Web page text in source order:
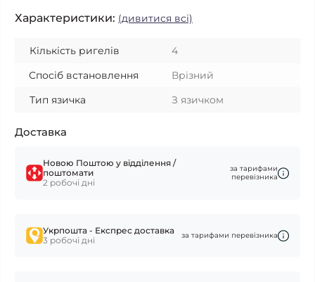
Характеристики: (дивитися всі)
Кількість ригелів
4
Спосіб встановлення
Врізний
Тип язичка
З язичком
Доставка
Новою Поштою у відділення /
поштомати
2 робочі дні
за тарифами
перевізника
Укрпошта - Експрес доставка
3 робочі дні
за тарифами перевізника